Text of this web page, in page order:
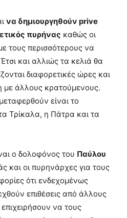
να δημιουργηθούν prive
πυρήνας καθώς οι
τους περισσότερους να
και αλλιώς τα κελιά θα
διαφορετικές ώρες και
με άλλους κρατούμενους.
είναι το
Τρίκαλα, η Πάτρα και τα
ο δολοφόνος του Παύλου
και οι πυρηνάρχες για τους
ότι ενδεχομένως
επιθέσεις από άλλους
να τους